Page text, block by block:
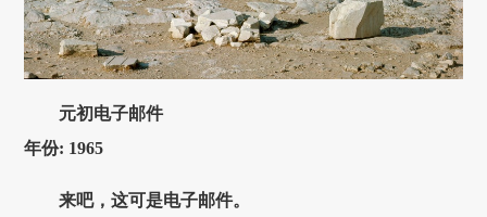
元初电子邮件
年份: 1965
来吧，这可是电子邮件。